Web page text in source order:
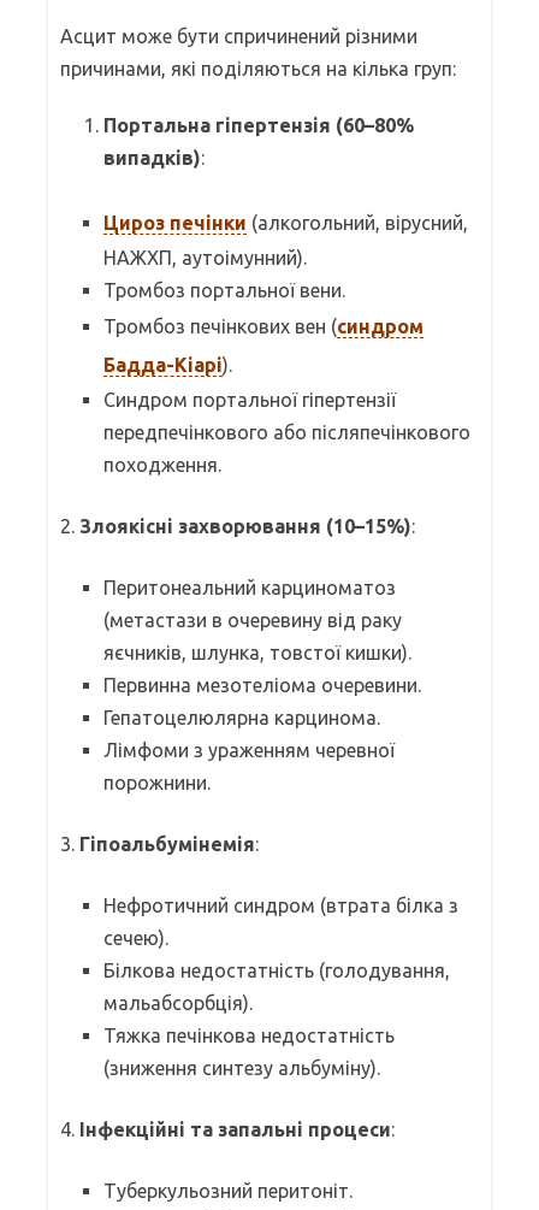
Асцит може бути спричинений різними
причинами, які поділяються на кілька груп:
Портальна гіпертензія (60–80%
випадків):
Цироз печінки (алкогольний, вірусний,
НАЖХП, аутоімунний).
Тромбоз портальної вени.
Тромбоз печінкових вен (синдром
Бадда-Кіарі).
Синдром портальної гіпертензії
передпечінкового або післяпечінкового
походження.
2. Злоякісні захворювання (10–15%):
Перитонеальний карциноматоз
(метастази в очеревину від раку
яєчників, шлунка, товстої кишки).
Первинна мезотеліома очеревини.
Гепатоцелюлярна карцинома.
Лімфоми з ураженням черевної
порожнини.
3. Гіпоальбумінемія:
Нефротичний синдром (втрата білка з
сечею).
Білкова недостатність (голодування,
мальабсорбція).
Тяжка печінкова недостатність
(зниження синтезу альбуміну).
4. Інфекційні та запальні процеси:
Туберкульозний перитоніт.